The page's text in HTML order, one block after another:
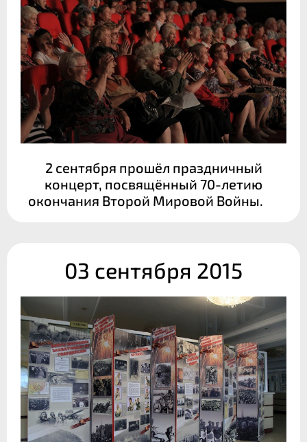
2 сентября прошёл праздничный
концерт, посвящённый 70-летию
окончания Второй Мировой Войны.
03 сентября 2015